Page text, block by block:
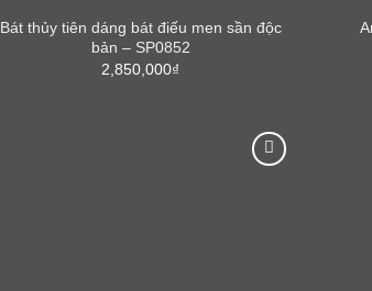
Bát thủy tiên dáng bát điếu men sần độc
bản – SP0852
2,850,000₫